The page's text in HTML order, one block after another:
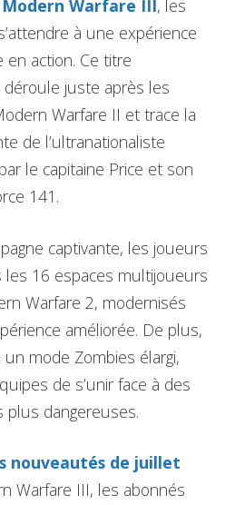
Warfare III, les
à une expérience
en action. Ce titre
juste après les
Warfare II et trace la
de l’ultranationaliste
le capitaine Price et son
141.
captivante, les joueurs
16 espaces multijoueurs
Warfare 2, modernisés
améliorée. De plus,
un mode Zombies élargi,
de s’unir face à des
plus dangereuses.
nouveautés de juillet
Warfare III, les abonnés